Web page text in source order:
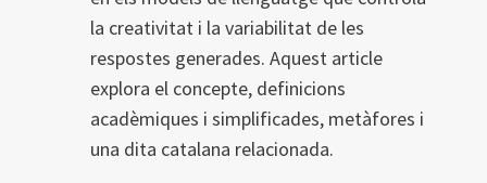
la creativitat i la variabilitat de les
respostes generades. Aquest article
explora el concepte, definicions
acadèmiques i simplificades, metàfores i
una dita catalana relacionada.